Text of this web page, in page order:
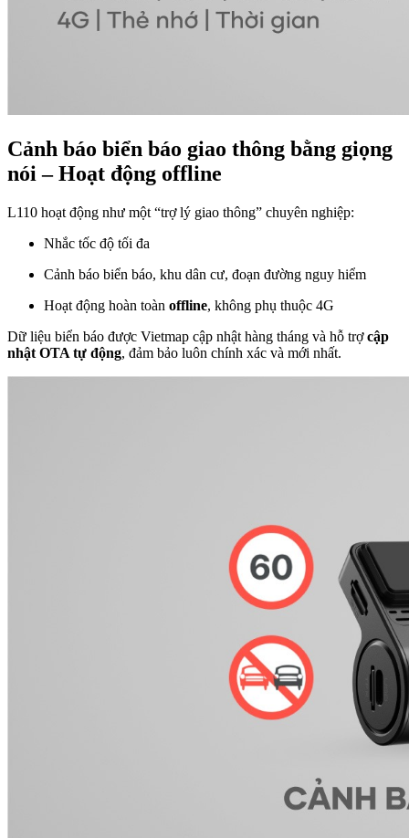
Cảnh báo biển báo giao thông bằng giọng
nói – Hoạt động offline
L110 hoạt động như một “trợ lý giao thông” chuyên nghiệp:
Nhắc tốc độ tối đa
Cảnh báo biển báo, khu dân cư, đoạn đường nguy hiểm
Hoạt động hoàn toàn offline, không phụ thuộc 4G
Dữ liệu biển báo được Vietmap cập nhật hàng tháng và hỗ trợcập
nhật OTA tự động, đảm bảo luôn chính xác và mới nhất.